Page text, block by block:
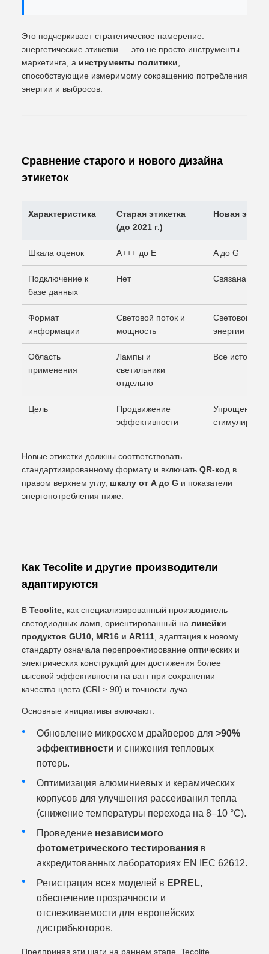
Это подчеркивает стратегическое намерение:
энергетические этикетки — это не просто инструменты
маркетинга, а инструменты политики,
способствующие измеримому сокращению потребления
энергии и выбросов.
Сравнение старого и нового дизайна
этикеток
Характеристика
Старая этикетка
(до 2021 г.)
Новая
Шкала оценок A+++ до E A до G
Подключение к
базе данных
Нет Связана
Формат
информации
Световой поток и
мощность
Световой
энергии за
Область
применения
Лампы и
светильники
отдельно
Все
Цель
Продвижение
эффективности
Упрощение
Новые этикетки должны соответствовать
стандартизированному формату и включать QR-код в
правом верхнем углу, шкалу от A до G и показатели
энергопотребления ниже.
Как Tecolite и другие производители
адаптируются
В Tecolite , как специализированный производитель
светодиодных ламп, ориентированный на линейки
продуктов GU10, MR16 и AR111 , адаптация к новому
стандарту означала перепроектирование оптических и
электрических конструкций для достижения более
высокой эффективности на ватт при сохранении
качества цвета (CRI ≥ 90) и точности луча.
Основные инициативы включают:
Обновление микросхем драйверов для >90%
эффективности и снижения тепловых
потерь.
Оптимизация алюминиевых и керамических
корпусов для улучшения рассеивания тепла
(снижение температуры перехода на 8–10 °C).
Проведение независимого
фотометрического тестирования в
аккредитованных лабораториях EN IEC 62612.
Регистрация всех моделей в EPREL,
обеспечение прозрачности и
отслеживаемости для европейских
дистрибьюторов.
Предприняв эти шаги на раннем этапе, Tecolite